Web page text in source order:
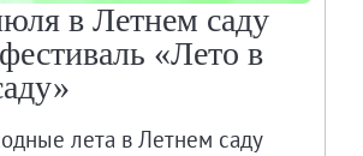
в Летнем саду
«Лето в
лета в Летнем саду